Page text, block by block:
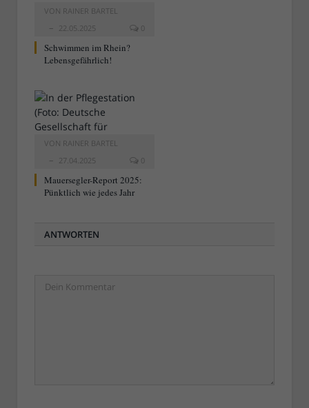
VON RAINER BARTEL
22.05.2025
0
Schwimmen im Rhein?
Lebensgefährlich!
VON RAINER BARTEL
27.04.2025
0
Mauersegler-Report 2025:
Pünktlich wie jedes Jahr
ANTWORTEN